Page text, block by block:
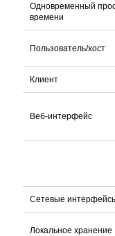
Одновременный
времени
Пользователь/хост
Клиент
Веб-интерфейс
Сетевые
Локальное хранение